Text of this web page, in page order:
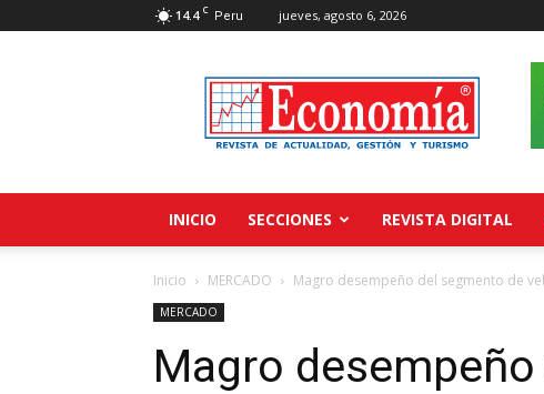
14.4 C Peru jueves, agosto 6, 2026
Revista
Economía
INICIO SECCIONES REVISTA DIGITAL
Inicio MERCADO Magro desempeño del segmento de
MERCADO
Magro